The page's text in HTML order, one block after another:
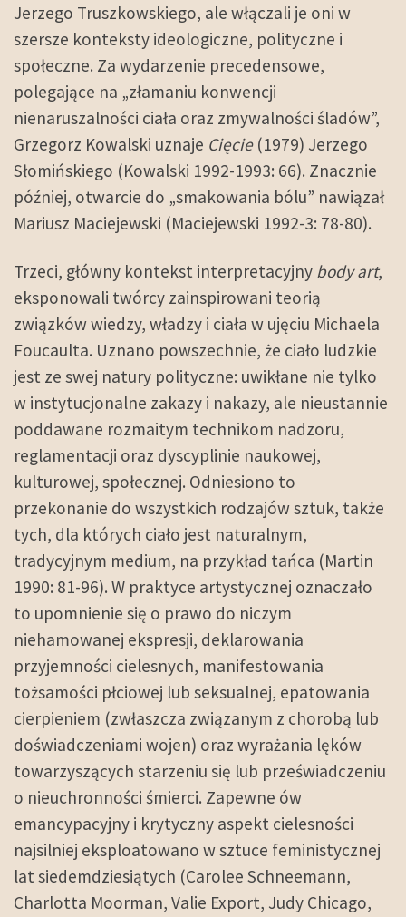
Jerzego Truszkowskiego, ale włączali je oni w
szersze konteksty ideologiczne, polityczne i
społeczne. Za wydarzenie precedensowe,
polegające na „złamaniu konwencji
nienaruszalności ciała oraz zmywalności śladów”,
Grzegorz Kowalski uznaje Cięcie(1979) Jerzego
Słomińskiego (Kowalski 1992-1993: 66). Znacznie
później, otwarcie do „smakowania bólu” nawiązał
Mariusz Maciejewski (Maciejewski 1992-3: 78-80).
Trzeci, główny kontekst interpretacyjny body art,
eksponowali twórcy zainspirowani teorią
związków wiedzy, władzy i ciała w ujęciu Michaela
Foucaulta. Uznano powszechnie, że ciało ludzkie
jest ze swej natury polityczne: uwikłane nie tylko
w instytucjonalne zakazy i nakazy, ale nieustannie
poddawane rozmaitym technikom nadzoru,
reglamentacji oraz dyscyplinie naukowej,
kulturowej, społecznej. Odniesiono to
przekonanie do wszystkich rodzajów sztuk, także
tych, dla których ciało jest naturalnym,
tradycyjnym medium, na przykład tańca (Martin
1990: 81-96). W praktyce artystycznej oznaczało
to upomnienie się o prawo do niczym
niehamowanej ekspresji, deklarowania
przyjemności cielesnych, manifestowania
tożsamości płciowej lub seksualnej, epatowania
cierpieniem (zwłaszcza związanym z chorobą lub
doświadczeniami wojen) oraz wyrażania lęków
towarzyszących starzeniu się lub przeświadczeniu
o nieuchronności śmierci. Zapewne ów
emancypacyjny i krytyczny aspekt cielesności
najsilniej eksploatowano w sztuce feministycznej
lat siedemdziesiątych (Carolee Schneemann,
Charlotta Moorman, Valie Export, Judy Chicago,